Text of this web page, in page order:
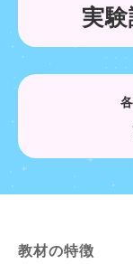
実
教材の特徴